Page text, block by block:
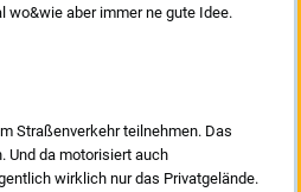
wo&wie aber immer ne gute Idee.
Straßenverkehr teilnehmen. Das
Und da motorisiert auch
wirklich nur das Privatgelände.